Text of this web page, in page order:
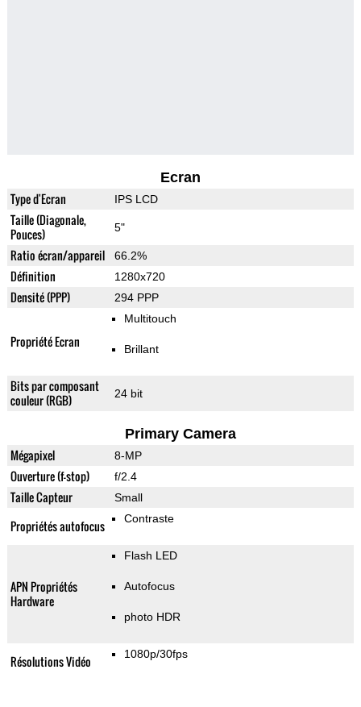
Ecran
Type d'Ecran IPS LCD
Taille (Diagonale,
Pouces)
5"
Ratio écran/appareil 66.2%
Définition 1280x720
Densité (PPP) 294 PPP
Propriété Ecran
Multitouch
Brillant
Bits par composant
couleur (RGB)
24 bit
Primary Camera
Mégapixel 8-MP
Ouverture (f-stop) f/2.4
Taille Capteur Small
Propriétés autofocus Contraste
APN Propriétés
Hardware
Flash LED
Autofocus
photo HDR
Résolutions Vidéo 1080p/30fps